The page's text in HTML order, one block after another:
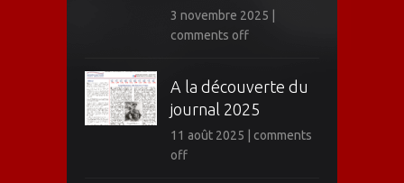
3 novembre 2025
comments off
A la découverte du
journal 2025
11 août 2025
comments
off